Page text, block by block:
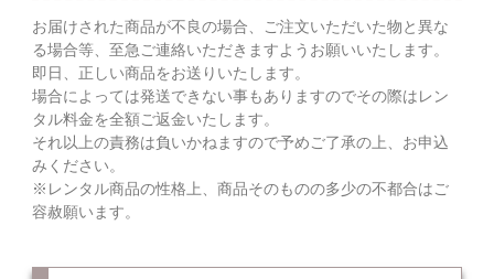
お届けされた商品が不良の場合、ご注文いただいた物と異な
る場合等、至急ご連絡いただきますようお願いいたします。
即日、正しい商品をお送りいたします。
場合によっては発送できない事もありますのでその際はレン
タル料金を全額ご返金いたします。
それ以上の責務は負いかねますので予めご了承の上、お申込
みください。
※レンタル商品の性格上、商品そのものの多少の不都合はご
容赦願います。